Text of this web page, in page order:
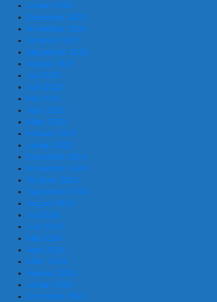
Januar 2026
Dezember 2025
November 2025
Oktober 2025
September 2025
August 2025
Juli 2025
Juni 2025
Mai 2025
April 2025
März 2025
Februar 2025
Januar 2025
Dezember 2024
November 2024
Oktober 2024
September 2024
August 2024
Juli 2024
Juni 2024
Mai 2024
April 2024
März 2024
Februar 2024
Januar 2024
Dezember 2023